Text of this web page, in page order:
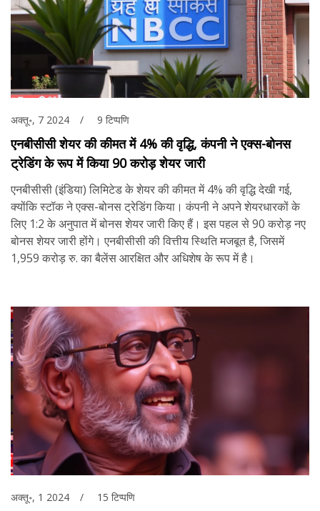
अक्तू॰, 7 2024 9 टिप्पणि
एनबीसीसी शेयर की कीमत में 4% की वृद्धि, कंपनी ने एक्स-बोनस
ट्रेडिंग के रूप में किया 90 करोड़ शेयर जारी
एनबीसीसी (इंडिया) लिमिटेड के शेयर की कीमत में 4% की वृद्धि देखी गई,
क्योंकि स्टॉक ने एक्स-बोनस ट्रेडिंग किया। कंपनी ने अपने शेयरधारकों के
लिए 1:2 के अनुपात में बोनस शेयर जारी किए हैं। इस पहल से 90 करोड़ नए
बोनस शेयर जारी होंगे। एनबीसीसी की वित्तीय स्थिति मजबूत है, जिसमें
1,959 करोड़ रु. का बैलेंस आरक्षित और अधिशेष के रूप में है।
अक्तू॰, 1 2024 15 टिप्पणि